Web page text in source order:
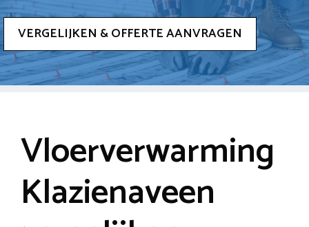
VERGELIJKEN & OFFERTE AANVRAGEN
Vloerverwarming
Klazienaveen